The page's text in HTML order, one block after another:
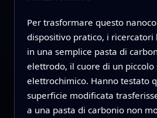
Per trasformare questo
dispositivo pratico, i ricercatori
in una semplice pasta di
elettrodo, il cuore di un piccolo
elettrochimico. Hanno testato
superficie modificata
a una pasta di carbonio non